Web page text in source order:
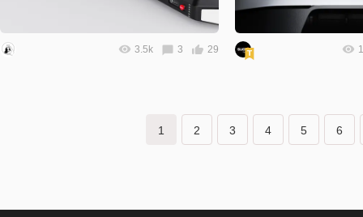
3.5k 3 29
1 2 3 4 5 6